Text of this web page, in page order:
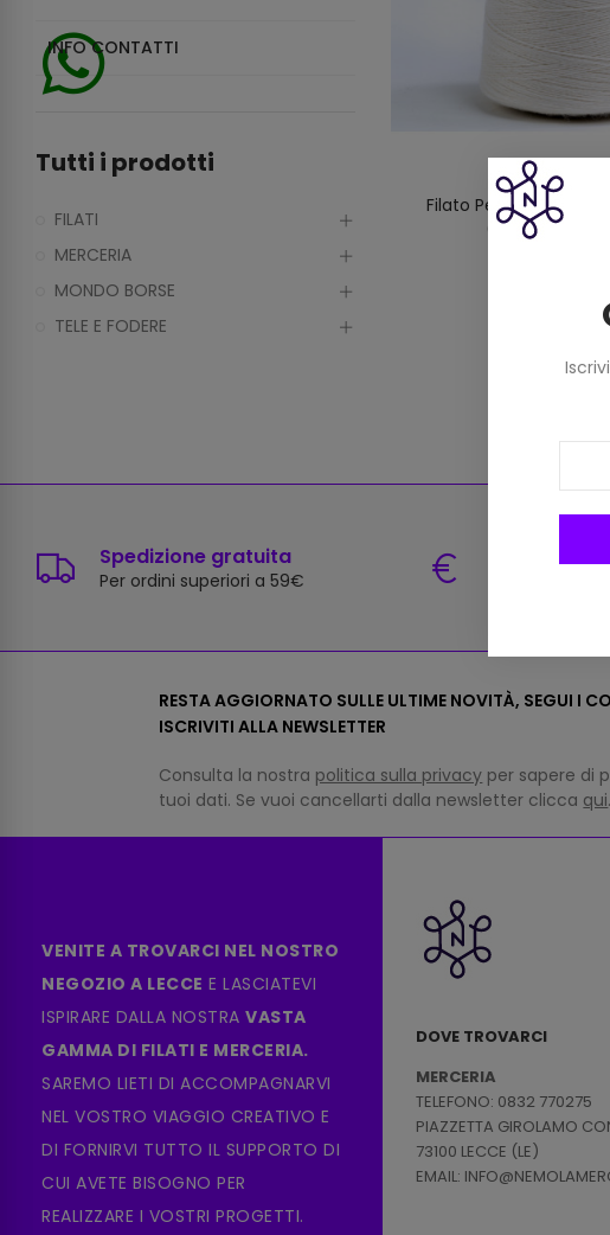
Filato Per Macchina
(100g) Col 100
INFO CONTATTI
Tutti i prodotti
FILATI
MERCERIA
MONDO BORSE
TELE E FODERE
Spedizione gratuita
Per ordini superiori a 59€
RESTA AGGIORNATO SULLE ULTIME NOVITÀ, SEGUI I
ISCRIVITI ALLA NEWSLETTER
Consulta la nostra politica sulla privacy per sapere di
tuoi dati. Se vuoi cancellarti dalla newsletter clicca qui.
VENITE A TROVARCI NEL NOSTRO
NEGOZIO A LECCE E LASCIATEVI
ISPIRARE DALLA NOSTRA VASTA
GAMMA DI FILATI E MERCERIA.
SAREMO LIETI DI ACCOMPAGNARVI
NEL VOSTRO VIAGGIO CREATIVO E
DI FORNIRVI TUTTO IL SUPPORTO DI
CUI AVETE BISOGNO PER
REALIZZARE I VOSTRI PROGETTI.
DOVE TROVARCI
MERCERIA
TELEFONO: 0832 770275
PIAZZETTA GIROLAMO
73100 LECCE (LE)
EMAIL: